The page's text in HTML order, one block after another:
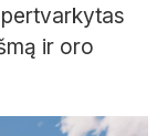
ir oro